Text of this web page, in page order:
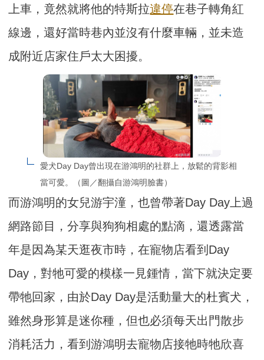
上車，竟然就將他的特斯拉違停在巷子轉角紅
線邊，還好當時巷內並沒有什麼車輛，並未造
成附近店家住戶太大困擾。
愛犬Day Day曾出現在游鴻明的社群上，放鬆的背影相
當可愛。（圖／翻攝自游鴻明臉書）
而游鴻明的女兒游宇潼，也曾帶著Day Day上過
網路節目，分享與狗狗相處的點滴，還透露當
年是因為某天逛夜市時，在寵物店看到Day
Day，對牠可愛的模樣一見鍾情，當下就決定要
帶牠回家，由於Day Day是活動量大的杜賓犬，
雖然身形算是迷你種，但也必須每天出門散步
消耗活力，看到游鴻明去寵物店接牠時牠欣喜